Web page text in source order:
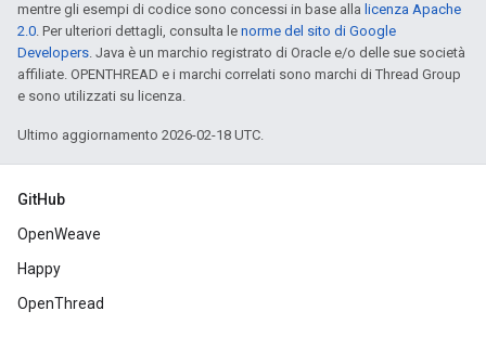
mentre gli esempi di codice sono concessi in base alla licenza Apache
2.0. Per ulteriori dettagli, consulta le norme del sito di Google
Developers. Java è un marchio registrato di Oracle e/o delle sue società
affiliate. OPENTHREAD e i marchi correlati sono marchi di Thread Group
e sono utilizzati su licenza.
Ultimo aggiornamento 2026-02-18 UTC.
GitHub
OpenWeave
Happy
OpenThread